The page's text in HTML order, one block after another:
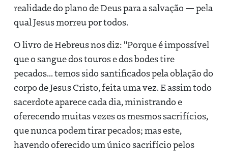
realidade do plano de Deus para a salvação — pela
qual Jesus morreu por todos.
O livro de Hebreus nos diz: "Porque é impossível
que o sangue dos touros e dos bodes tire
pecados... temos sido santificados pela oblação do
corpo de Jesus Cristo, feita uma vez. E assim todo
sacerdote aparece cada dia, ministrando e
oferecendo muitas vezes os mesmos sacrifícios,
que nunca podem tirar pecados; mas este,
havendo oferecido um único sacrifício pelos